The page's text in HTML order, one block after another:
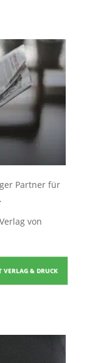
Partner für
von
VERLAG & DRUCK